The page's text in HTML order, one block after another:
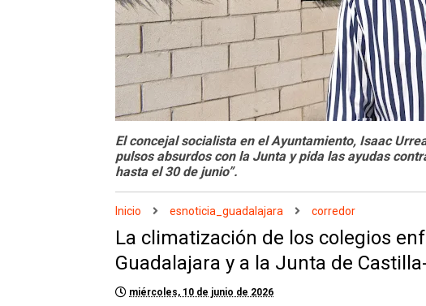
El concejal socialista en el Ayuntamiento, Isaac
pulsos absurdos con la Junta y pida las ayudas
hasta el 30 de junio”.
Inicio esnoticia_guadalajara corredor
La climatización de los colegios
Guadalajara y a la Junta de
miércoles, 10 de junio de 2026